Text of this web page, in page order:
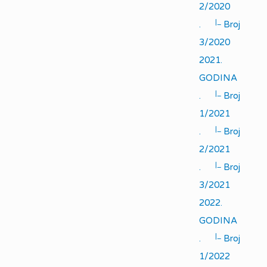
2/2020
.
|_ Broj
3/2020
2021.
GODINA
.
|_ Broj
1/2021
.
|_ Broj
2/2021
.
|_ Broj
3/2021
2022.
GODINA
.
|_ Broj
1/2022